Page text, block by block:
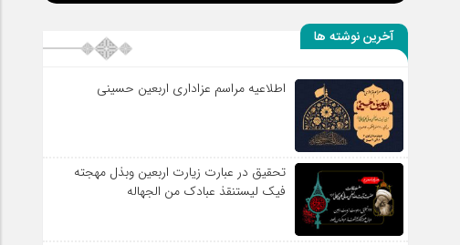
آخرین نوشته ها
اطلاعیه مراسم عزاداری اربعین حسینی
تحقیق در عبارت زیارت اربعین وبذل مهجته
فیک لیستنقذ عبادک من الجهاله